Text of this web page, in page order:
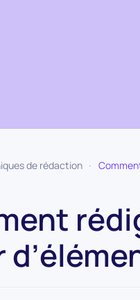
de rédaction